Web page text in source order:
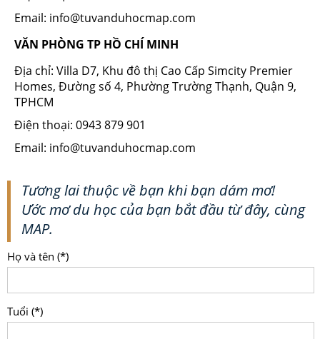
Email: info@tuvanduhocmap.com
VĂN PHÒNG TP HỒ CHÍ MINH
Địa chỉ: Villa D7, Khu đô thị Cao Cấp Simcity Premier
Homes, Đường số 4, Phường Trường Thạnh, Quận 9,
TPHCM
Điện thoại: 0943 879 901
Email: info@tuvanduhocmap.com
Tương lai thuộc về bạn khi bạn dám mơ!
Ước mơ du học của bạn bắt đầu từ đây, cùng
MAP.
Họ và tên (*)
Tuổi (*)